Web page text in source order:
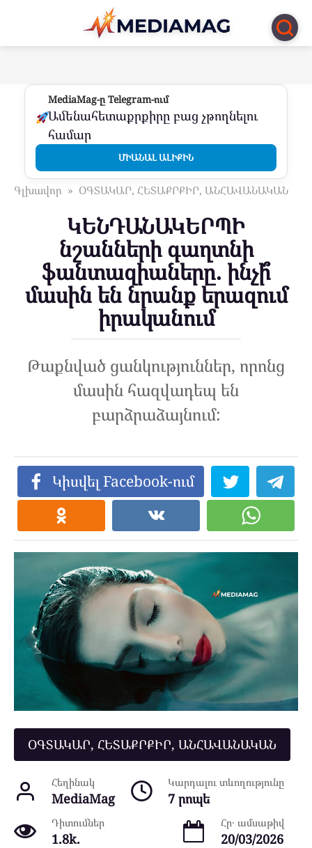
Перейти
контенту
MediaMag-ը Telegram-ում
Ամենահետաքրքիրը բաց չթողնելու
համար
ՄԻԱՆԱԼ ԱԼԻՔԻՆ
Գլխավոր » ՕԳՏԱԿԱՐ, ՀԵՏԱՔՐՔԻՐ, ԱՆՀԱՎԱՆԱԿԱՆ
ԿԵՆԴԱՆԱԿԵՐՊԻ
նշանների գաղտնի
ֆանտազիաները. ինչի՞
մասին են նրանք երազում
իրականում
Թաքնված ցանկություններ, որոնց
մասին հազվադեպ են
բարձրաձայնում:
Կիսվել Facebook-ում
ՕԳՏԱԿԱՐ, ՀԵՏԱՔՐՔԻՐ, ԱՆՀԱՎԱՆԱԿԱՆ
Հեղինակ
MediaMag
Կարդալու տևողությունը
7 րոպե
Դիտումներ
1.8k.
Հր․ ամսաթիվ
20/03/2026